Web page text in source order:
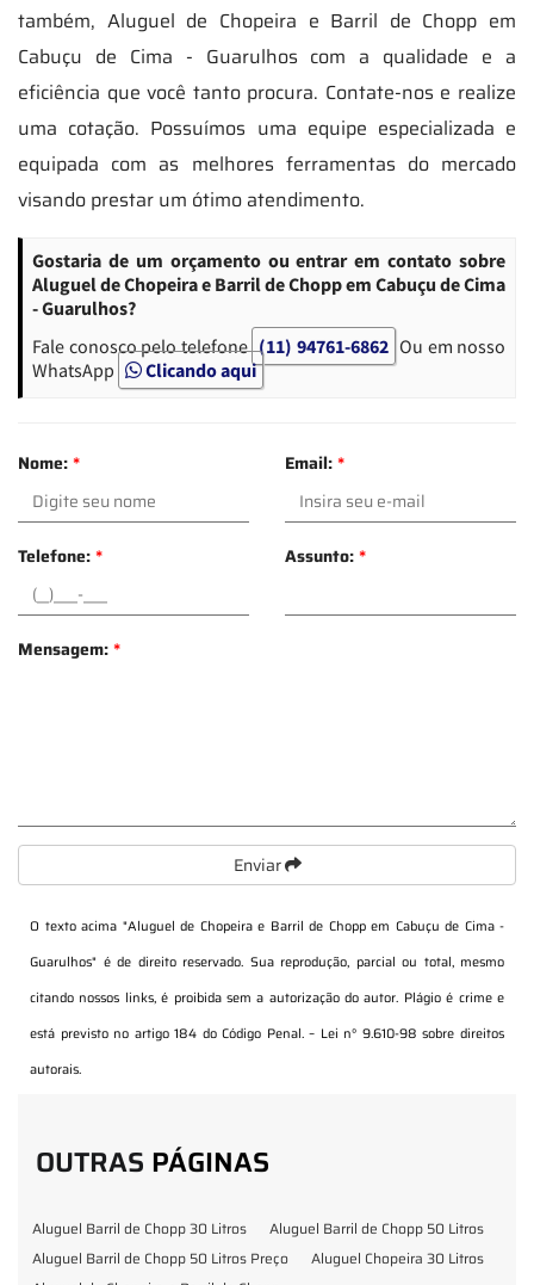
também, Aluguel de Chopeira e Barril de Chopp em
Cabuçu de Cima - Guarulhos com a qualidade e a
eficiência que você tanto procura. Contate-nos e realize
uma cotação. Possuímos uma equipe especializada e
equipada com as melhores ferramentas do mercado
visando prestar um ótimo atendimento.
Gostaria de um orçamento ou entrar em contato sobre
Aluguel de Chopeira e Barril de Chopp em Cabuçu de Cima
- Guarulhos?
Fale conosco pelo telefone (11) 94761-6862 Ou em nosso
WhatsApp
Clicando aqui
Nome:* Email:*
Telefone:* Assunto:*
Mensagem:*
Enviar
O texto acima "Aluguel de Chopeira e Barril de Chopp em Cabuçu de Cima -
Guarulhos" é de direito reservado. Sua reprodução, parcial ou total, mesmo
citando nossos links, é proibida sem a autorização do autor. Plágio é crime e
está previsto no artigo 184 do Código Penal. – Lei n° 9.610-98 sobre direitos
autorais.
OUTRAS PÁGINAS
Aluguel Barril de Chopp 30 Litros
Aluguel Barril de Chopp 50 Litros
Aluguel Barril de Chopp 50 Litros Preço
Aluguel Chopeira 30 Litros